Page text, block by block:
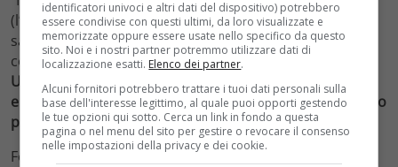
(l’assassino che sta cercando Bruce Wayne?). Infine, ci
sarà un’ulteriore aggiunta al cast:Melinda Clarke,
conosciuta nella serieThe O.C.e in
Uniti, la seconda stagione tornerà in tv con i restanti
episodi il 29 febbraio. In Italia, invece, il debutto è fissato
per il 10 febbraio su Premium Action.
Foto by Facebook
identificatori univoci e altri dati del dispositivo) potrebbero
essere condivise con questi ultimi, da loro visualizzate e
memorizzate oppure essere usate nello specifico da questo
sito. Noi e i nostri partner potremmo utilizzare dati di
localizzazione esatti. Elenco dei partner.
Alcuni fornitori potrebbero trattare i tuoi dati personali sulla
base dell'interesse legittimo, al quale puoi opporti gestendo
le tue opzioni qui sotto. Cerca un link in fondo a questa
pagina o nel menu del sito per gestire o revocare il consenso
nelle impostazioni della privacy e dei cookie.